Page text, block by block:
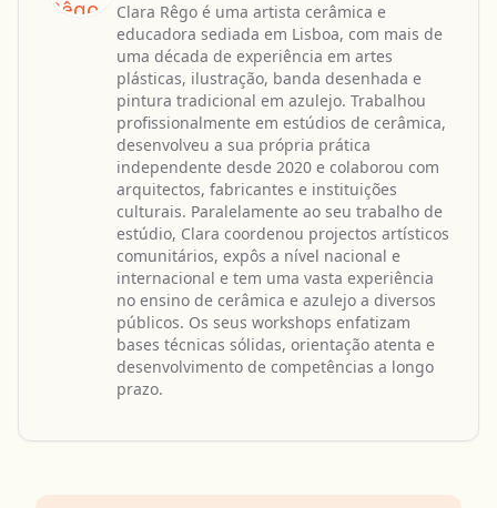
Clara Rêgo é uma artista cerâmica e
educadora sediada em Lisboa, com mais de
uma década de experiência em artes
plásticas, ilustração, banda desenhada e
pintura tradicional em azulejo. Trabalhou
profissionalmente em estúdios de cerâmica,
desenvolveu a sua própria prática
independente desde 2020 e colaborou com
arquitectos, fabricantes e instituições
culturais. Paralelamente ao seu trabalho de
estúdio, Clara coordenou projectos artísticos
comunitários, expôs a nível nacional e
internacional e tem uma vasta experiência
no ensino de cerâmica e azulejo a diversos
públicos. Os seus workshops enfatizam
bases técnicas sólidas, orientação atenta e
desenvolvimento de competências a longo
prazo.